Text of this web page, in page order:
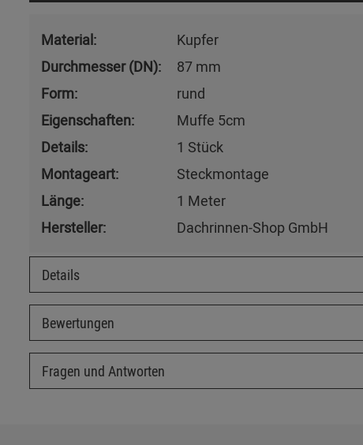
Material:
Kupfer
Durchmesser (DN):
87 mm
Form:
rund
Eigenschaften:
Muffe 5cm
Details:
1 Stück
Montageart:
Steckmontage
Länge:
1 Meter
Hersteller:
Dachrinnen-Shop GmbH
Details
Bewertungen
Fragen und Antworten